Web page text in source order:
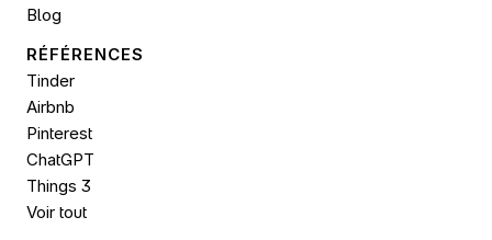
Blog
RÉFÉRENCES
Tinder
Airbnb
Pinterest
ChatGPT
Things 3
Voir tout